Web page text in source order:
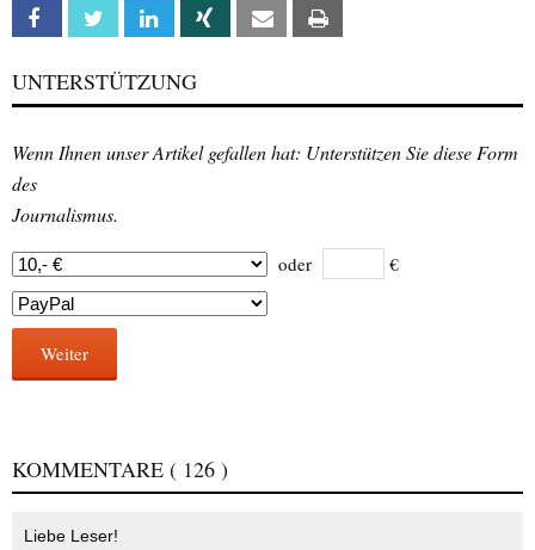
Facebook Twitter Linkedin Xing Email
UNTERSTÜTZUNG
Wenn Ihnen unser Artikel gefallen hat: Unterstützen Sie diese Form
des
Journalismus.
oder €
Weiter
KOMMENTARE ( 126 )
Liebe Leser!